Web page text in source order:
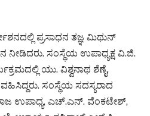
ಪ್ರಸಾಧನ ತಜ್ಞ ಮಿಥುನ್
ಸಂಸ್ಥೆಯ ಉಪಾಧ್ಯಕ್ಷ ವಿ.ಜಿ.
ಯು. ವಿಶ್ವನಾಥ ಶೆಣೈ,
ಸಂಸ್ಥೆಯ ಸದಸ್ಯರಾದ
ಉಪಾಧ್ಯ, ಎಚ್.ಎನ್. ವೆಂಕಟೇಶ್,